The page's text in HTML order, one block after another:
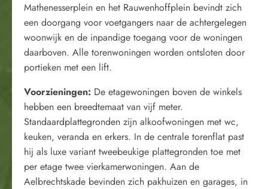
Mathenesserplein en het Rauwenhoffplein bevindt zich
een doorgang voor voetgangers naar de achtergelegen
woonwijk en de inpandige toegang voor de woningen
daarboven. Alle torenwoningen worden ontsloten door
portieken met een lift.
Voorzieningen: De etagewoningen boven de winkels
hebben een breedtemaat van vijf meter.
Standaardplattegronden zijn alkoofwoningen met wc,
keuken, veranda en erkers. In de centrale torenflat past
hij als luxe variant tweebeukige plattegronden toe met
per etage twee vierkamerwoningen. Aan de
Aelbrechtskade bevinden zich pakhuizen en garages, in